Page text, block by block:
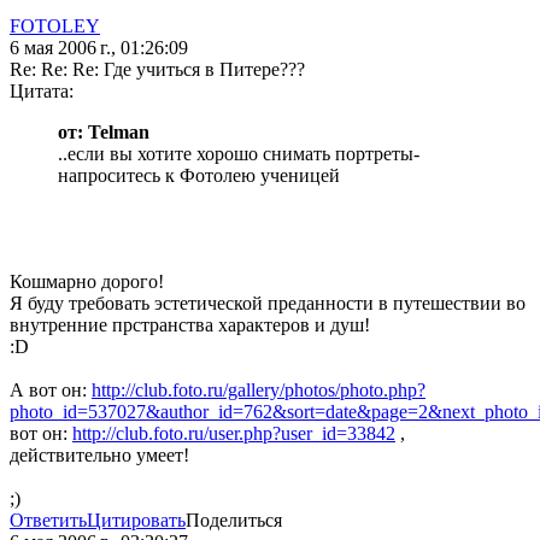
FOTOLEY
6 мая 2006 г., 01:26:09
Re: Re: Re: Где учиться в Питере???
Цитата:
от: Telman
..если вы хотите хорошо снимать портреты-
напроситесь к Фотолею ученицей
Кошмарно дорого!
Я буду требовать эстетической преданности в путешествии во
внутренние прстранства характеров и душ!
:D
А вот он: http://club.foto.ru/gallery/photos/photo.php?
вот он: http://club.foto.ru/user.php?user_id=33842 ,
действительно умеет!
;)
ОтветитьЦитироватьПоделиться